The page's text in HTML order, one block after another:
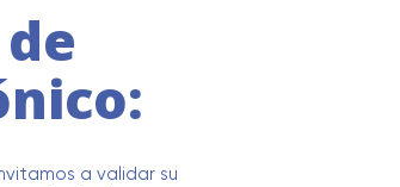
a validar su